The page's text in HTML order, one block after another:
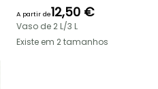
A partir de12,50 €
Vaso de 2 L/3 L
Existe em 2 tamanhos